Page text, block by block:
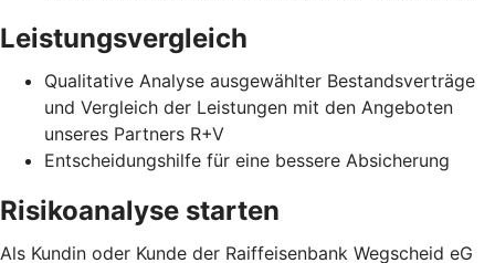
Leistungsvergleich
Qualitative Analyse ausgewählter Bestandsverträge
und Vergleich der Leistungen mit den Angeboten
unseres Partners R+V
Entscheidungshilfe für eine bessere Absicherung
Risikoanalyse starten
Als Kundin oder Kunde der Raiffeisenbank Wegscheid eG